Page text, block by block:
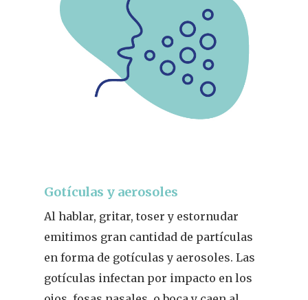
Gotículas y aerosoles
Al hablar, gritar, toser y estornudar
emitimos gran cantidad de partículas
en forma de gotículas y aerosoles. Las
gotículas infectan por impacto en los